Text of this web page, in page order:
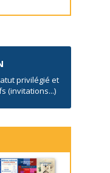
privilégié et
(invitations...)